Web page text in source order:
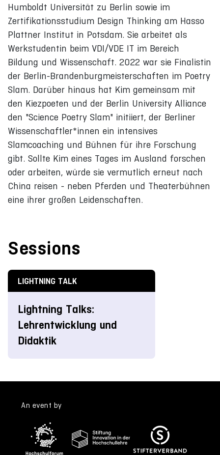
Humboldt Universität zu Berlin sowie im
Zertifikationsstudium Design Thinking am Hasso
Plattner Institut in Potsdam. Sie arbeitet als
Werkstudentin beim VDI/VDE IT im Bereich
Bildung und Wissenschaft. 2022 war sie Finalistin
der Berlin-Brandenburgmeisterschaften im Poetry
Slam. Darüber hinaus hat Kim gemeinsam mit
den Kiezpoeten und der Berlin University Alliance
den "Science Poetry Slam" initiiert, der Berliner
Wissenschaftler*innen ein intensives
Slamcoaching und Bühnen für ihre Forschung
gibt. Sollte Kim eines Tages im Ausland forschen
oder arbeiten, würde sie vermutlich erneut nach
China reisen - neben Pferden und Theaterbühnen
eine ihrer großen Leidenschaften.
Sessions
LIGHTNING TALK
Lightning Talks:
Lehrentwicklung und
Didaktik
An event by